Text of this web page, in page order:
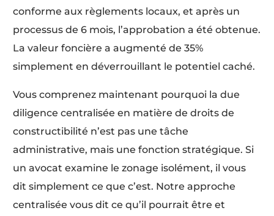
conforme aux règlements locaux, et après un
processus de 6 mois, l’approbation a été obtenue.
La valeur foncière a augmenté de 35%
simplement en déverrouillant le potentiel caché.
Vous comprenez maintenant pourquoi la due
diligence centralisée en matière de droits de
constructibilité n’est pas une tâche
administrative, mais une fonction stratégique. Si
un avocat examine le zonage isolément, il vous
dit simplement ce que c’est. Notre approche
centralisée vous dit ce qu’il pourrait être et